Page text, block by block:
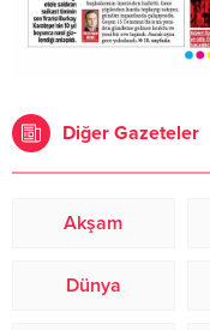
Diğer Gazeteler
Akşam
Dünya